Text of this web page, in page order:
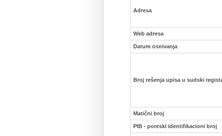
Adresa
Web adresa
Datum osnivanja
Broj rešenja upisa u sudski
Matični broj
PIB - poreski identifikacioni broj